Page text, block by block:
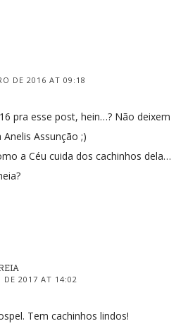
DE 2016 AT 09:18
pra esse post, hein…? Não deixem
Assunção ;)
a Céu cuida dos cachinhos dela…
DE 2017 AT 14:02
Tem cachinhos lindos!